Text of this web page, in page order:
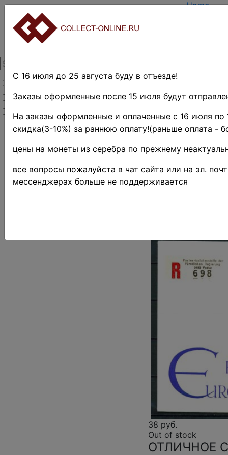
Товары со скидкой
Товары в наличии
Новинки
Home
TERMS
Home»
EUROPE »
Лихтенштейн
38 руб.
Out of stock
ОТЛИЧНОЕ
С 16 июля до 25 августа буду в отъезде!
Заказы оформленные после 15 июля будут
На заказы оформленные и оплаченные с 16 июля по
скидка(3-10%) за раннюю оплату!(раньше оплата -
цены на монеты из серебра по прежнему
все вопросы пожалуйста в чат сайта или на эл.
мессенджерах больше не поддерживается